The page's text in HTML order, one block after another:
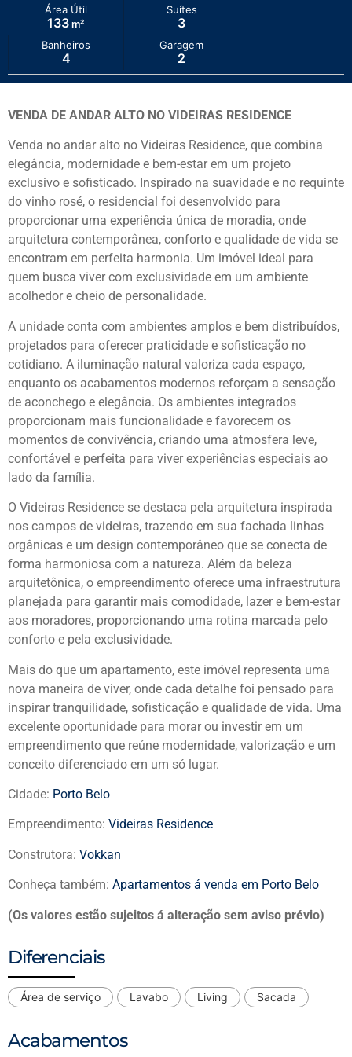
Área Útil
133 m²
Suítes
3
Banheiros
4
Garagem
2
VENDA DE ANDAR ALTO NO VIDEIRAS RESIDENCE
Venda no andar alto no Videiras Residence, que combina
elegância, modernidade e bem-estar em um projeto
exclusivo e sofisticado. Inspirado na suavidade e no requinte
do vinho rosé, o residencial foi desenvolvido para
proporcionar uma experiência única de moradia, onde
arquitetura contemporânea, conforto e qualidade de vida se
encontram em perfeita harmonia. Um imóvel ideal para
quem busca viver com exclusividade em um ambiente
acolhedor e cheio de personalidade.
A unidade conta com ambientes amplos e bem distribuídos,
projetados para oferecer praticidade e sofisticação no
cotidiano. A iluminação natural valoriza cada espaço,
enquanto os acabamentos modernos reforçam a sensação
de aconchego e elegância. Os ambientes integrados
proporcionam mais funcionalidade e favorecem os
momentos de convivência, criando uma atmosfera leve,
confortável e perfeita para viver experiências especiais ao
lado da família.
O Videiras Residence se destaca pela arquitetura inspirada
nos campos de videiras, trazendo em sua fachada linhas
orgânicas e um design contemporâneo que se conecta de
forma harmoniosa com a natureza. Além da beleza
arquitetônica, o empreendimento oferece uma infraestrutura
planejada para garantir mais comodidade, lazer e bem-estar
aos moradores, proporcionando uma rotina marcada pelo
conforto e pela exclusividade.
Mais do que um apartamento, este imóvel representa uma
nova maneira de viver, onde cada detalhe foi pensado para
inspirar tranquilidade, sofisticação e qualidade de vida. Uma
excelente oportunidade para morar ou investir em um
empreendimento que reúne modernidade, valorização e um
conceito diferenciado em um só lugar.
Cidade: Porto Belo
Empreendimento: Videiras Residence
Construtora: Vokkan
Conheça também: Apartamentos á venda em Porto Belo
(Os valores estão sujeitos á alteração sem aviso prévio)
Diferenciais
Área de serviço Lavabo Living Sacada
Acabamentos